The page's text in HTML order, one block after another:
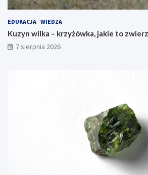
EDUKACJA WIEDZA
Kuzyn wilka – krzyżówka, jakie to
7 sierpnia 2026